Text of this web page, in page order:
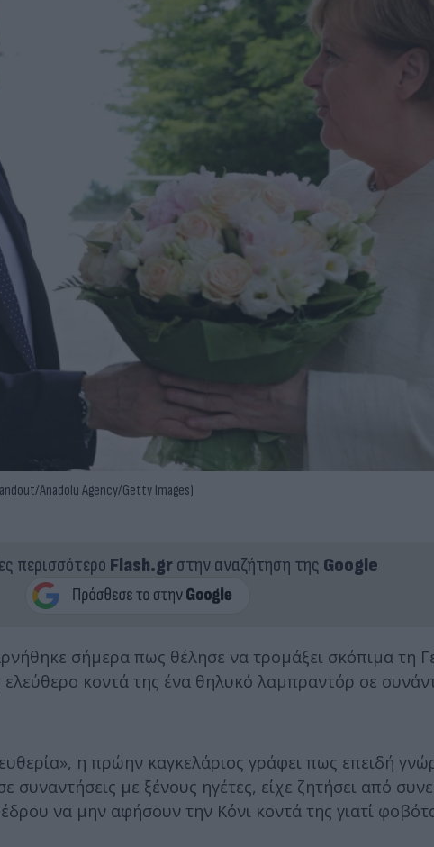
Anadolu Agency/Getty Images)
περισσότερο Flash.grστην αναζήτηση της Google
σήμερα πως θέλησε να τρομάξει σκόπιμα τη
κοντά της ένα θηλυκό λαμπραντόρ σε
η πρώην καγκελάριος γράφει πως επειδή
συναντήσεις με ξένους ηγέτες, είχε ζητήσει από
να μην αφήσουν την Κόνι κοντά της γιατί